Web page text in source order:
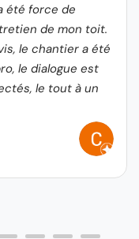
été force de
de mon toit.
le chantier a été
le dialogue est
le tout à un